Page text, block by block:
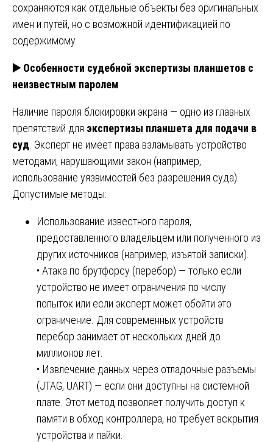
сохраняются как отдельные объекты без оригинальных
имен и путей, но с возможной идентификацией по
содержимому.
▶️Особенности судебной экспертизы планшетов с
неизвестным паролем
Наличие пароля блокировки экрана — одно из главных
препятствий для экспертизы планшета для подачи в
суд . Эксперт не имеет права взламывать устройство
методами, нарушающими закон (например,
использование уязвимостей без разрешения суда).
Допустимые методы:
Использование известного пароля,
предоставленного владельцем или полученного из
других источников (например, изъятой записки).
• Атака по брутфорсу (перебор) — только если
устройство не имеет ограничения по числу
попыток или если эксперт может обойти это
ограничение. Для современных устройств
перебор занимает от нескольких дней до
миллионов лет.
• Извлечение данных через отладочные разъемы
(JTAG, UART) — если они доступны на системной
плате. Этот метод позволяет получить доступ к
памяти в обход контроллера, но требует вскрытия
устройства и пайки.